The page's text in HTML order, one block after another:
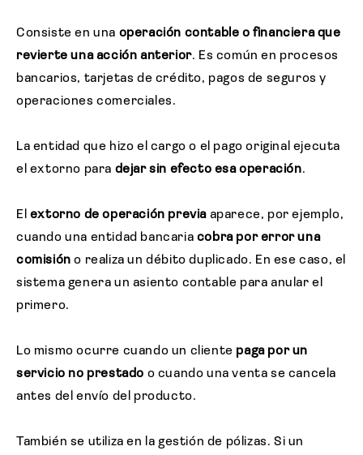
Consiste en una operación contable o financiera que
revierte una acción anterior. Es común en procesos
bancarios, tarjetas de crédito, pagos de seguros y
operaciones comerciales.
La entidad que hizo el cargo o el pago original ejecuta
el extorno para dejar sin efecto esa operación.
El extorno de operación previa aparece, por ejemplo,
cuando una entidad bancaria cobra por error una
comisión o realiza un débito duplicado. En ese caso, el
sistema genera un asiento contable para anular el
primero.
Lo mismo ocurre cuando un cliente paga por un
servicio no prestado o cuando una venta se cancela
antes del envío del producto.
También se utiliza en la gestión de pólizas. Si un